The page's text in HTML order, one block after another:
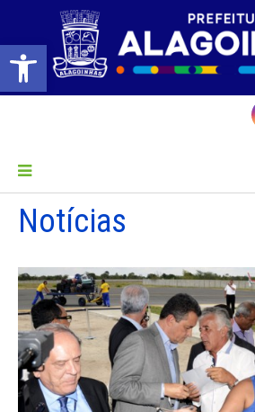
Barra de Ferramentas Aberta
Notícias